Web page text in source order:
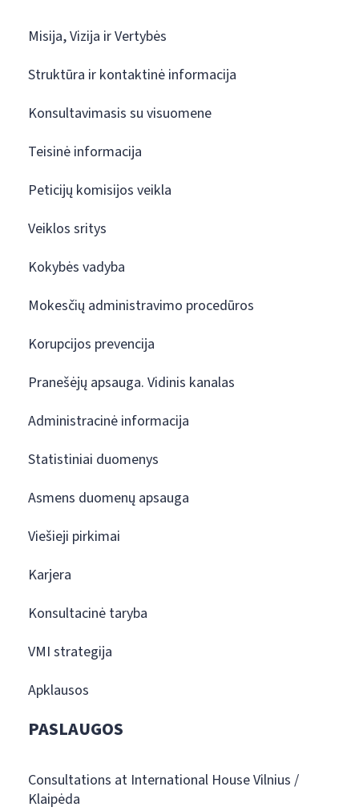
Misija, Vizija ir Vertybės
Struktūra ir kontaktinė informacija
Konsultavimasis su visuomene
Teisinė informacija
Peticijų komisijos veikla
Veiklos sritys
Kokybės vadyba
Mokesčių administravimo procedūros
Korupcijos prevencija
Pranešėjų apsauga. Vidinis kanalas
Administracinė informacija
Statistiniai duomenys
Asmens duomenų apsauga
Viešieji pirkimai
Karjera
Konsultacinė taryba
VMI strategija
Apklausos
PASLAUGOS
Consultations at International House Vilnius /
Klaipėda